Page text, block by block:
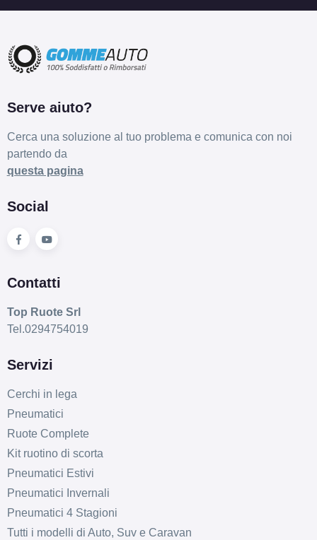
Serve aiuto?
Cerca una soluzione al tuo problema e comunica con noi
partendo da
questa pagina
Social
Contatti
Top Ruote Srl
Tel.0294754019
Servizi
Cerchi in lega
Pneumatici
Ruote Complete
Kit ruotino di scorta
Pneumatici Estivi
Pneumatici Invernali
Pneumatici 4 Stagioni
Tutti i modelli di Auto, Suv e Caravan